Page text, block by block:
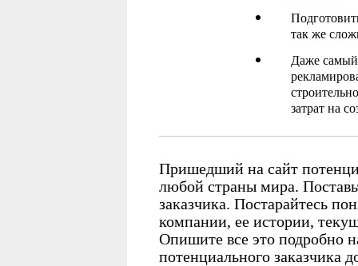
так же
Даже самый
затрат на
Пришедший на сайт
любой страны мира.
заказчика. Постарайтесь
компании, ее истории,
Опишите все это подробно
потенциального заказчика